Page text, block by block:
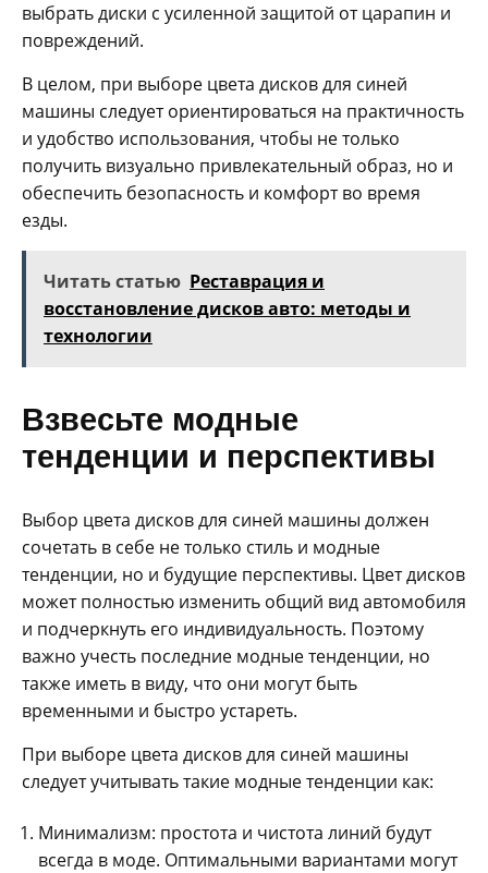
выбрать диски с усиленной защитой от царапин и
повреждений.
В целом, при выборе цвета дисков для синей
машины следует ориентироваться на практичность
и удобство использования, чтобы не только
получить визуально привлекательный образ, но и
обеспечить безопасность и комфорт во время
езды.
Читать статью Реставрация и
восстановление дисков авто: методы и
технологии
Взвесьте модные
тенденции и перспективы
Выбор цвета дисков для синей машины должен
сочетать в себе не только стиль и модные
тенденции, но и будущие перспективы. Цвет дисков
может полностью изменить общий вид автомобиля
и подчеркнуть его индивидуальность. Поэтому
важно учесть последние модные тенденции, но
также иметь в виду, что они могут быть
временными и быстро устареть.
При выборе цвета дисков для синей машины
следует учитывать такие модные тенденции как:
Минимализм: простота и чистота линий будут
всегда в моде. Оптимальными вариантами могут